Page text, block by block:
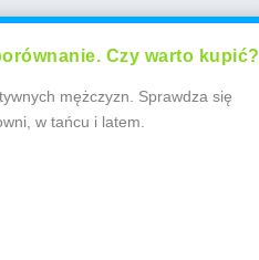
Czy warto kupić?
mężczyzn. Sprawdza się
w tańcu i latem.